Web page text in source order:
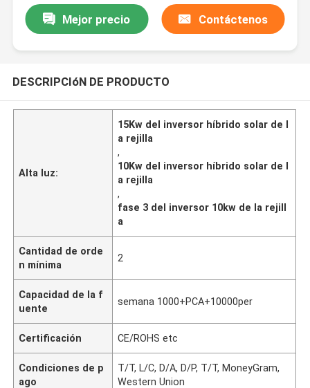
Mejor precio Contáctenos
DESCRIPCIóN DE PRODUCTO
Alta luz:
15Kw del inversor híbrido solar de l
a rejilla
,
10Kw del inversor híbrido solar de l
a rejilla
,
fase 3 del inversor 10kw de la rejill
a
Cantidad de orde
n mínima
2
Capacidad de la f
uente
semana 1000+PCA+10000per
Certificación CE/ROHS etc
Condiciones de p
ago
T/T, L/C, D/A, D/P, T/T, MoneyGram,
Western Union